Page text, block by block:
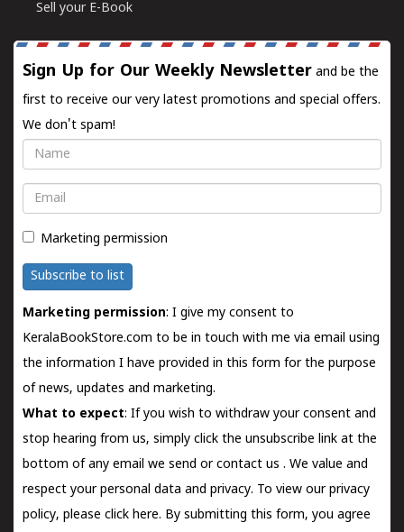
Sell your E-Book
Sign Up for Our Weekly Newsletter and be the
first to receive our very latest promotions and special offers.
We don't spam!
Name
Email
Marketing permission
Subscribe to list
Marketing permission: I give my consent to
KeralaBookStore.com to be in touch with me via email using
the information I have provided in this form for the purpose
of news, updates and marketing.
What to expect: If you wish to withdraw your consent and
stop hearing from us, simply click the unsubscribe link at the
bottom of any email we send orcontact us . We value and
respect your personal data and privacy. To view our privacy
policy, please click here. By submitting this form, you agree